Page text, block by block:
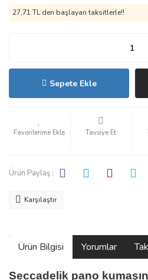
27,71 TL den başlayan taksitlerle!!
Sepete Ekle
Tavsiye Et
Ürün Paylaş :
Karşılaştır
Ürün Bilgisi Yorumlar
Seccadelik pano